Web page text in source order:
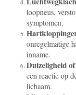
loopneus,
symptomen.
onregelmatige
inname.
Duizeligheid
een reactie op
lichaam.